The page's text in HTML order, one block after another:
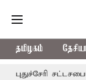
தமிழகம்
சட்டசபையில்